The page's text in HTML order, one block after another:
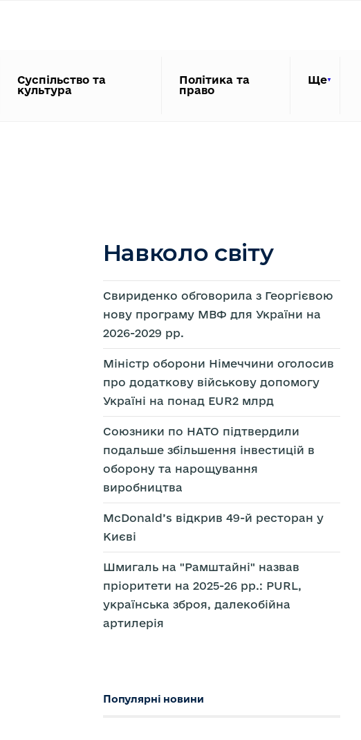
Суспільство та
культура
Політика та
право
Ще
Навколо світу
Свириденко обговорила з Георгієвою
нову програму МВФ для України на
2026-2029 рр.
Міністр оборони Німеччини оголосив
про додаткову військову допомогу
Україні на понад EUR2 млрд
Союзники по НАТО підтвердили
подальше збільшення інвестицій в
оборону та нарощування
виробництва
McDonald’s відкрив 49-й ресторан у
Києві
Шмигаль на "Рамштайні" назвав
пріоритети на 2025-26 рр.: PURL,
українська зброя, далекобійна
артилерія
Популярні новини